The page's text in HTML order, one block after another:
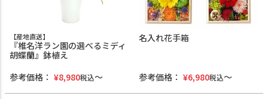
【産地直送】
『椎名洋ラン園の選べるミディ
胡蝶蘭』鉢植え
参考価格： ¥8,980税込
名入れ花手箱
参考価格： ¥6,980税込